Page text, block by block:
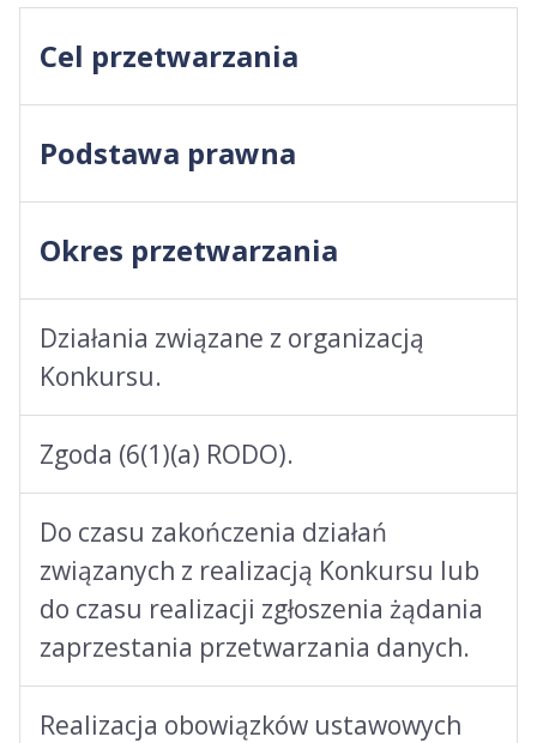
Cel przetwarzania
Podstawa prawna
Okres przetwarzania
Działania związane z organizacją
Konkursu.
Zgoda (6(1)(a) RODO).
Do czasu zakończenia działań
związanych z realizacją Konkursu lub
do czasu realizacji zgłoszenia żądania
zaprzestania przetwarzania danych.
Realizacja obowiązków ustawowych